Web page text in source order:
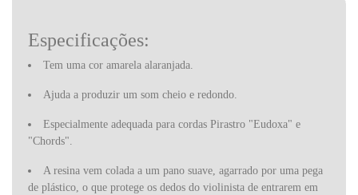
Especificações:
Tem uma cor amarela alaranjada.
Ajuda a produzir um som cheio e redondo.
Especialmente adequada para cordas Pirastro "Eudoxa" e
"Chords".
A resina vem colada a um pano suave, agarrado por uma pega
de plástico, o que protege os dedos do violinista de entrarem em